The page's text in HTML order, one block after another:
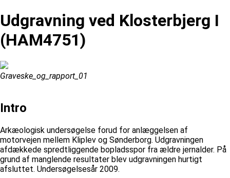
Udgravning ved Klosterbjerg I
(HAM4751)
Graveske_og_rapport_01
Intro
Arkæologisk undersøgelse forud for anlæggelsen af
motorvejen mellem Kliplev og Sønderborg. Udgravningen
afdækkede spredtliggende bopladsspor fra ældre jernalder. På
grund af manglende resultater blev udgravningen hurtigt
afsluttet. Undersøgelsesår 2009.